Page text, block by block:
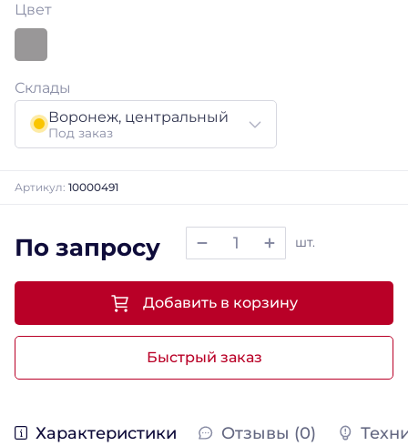
Цвет
Склады
Воронеж, центральный
Под заказ
Артикул: 10000491
По запросу шт.
Быстрый заказ
Добавить в корзину
Характеристики Отзывы (0)